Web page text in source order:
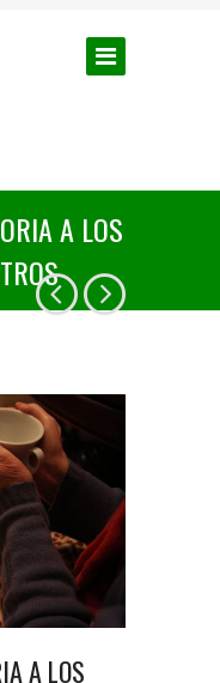
A LOS
A LOS